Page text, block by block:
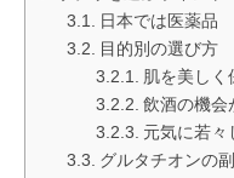
日本では医薬品
目的別の選び方
肌を美しく
飲酒の機会
元気に若々
グルタチオンの